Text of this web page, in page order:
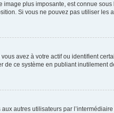
plus imposante, est connue
Si vous ne pouvez pas utiliser
avez à votre actif ou identifient
ce système en publiant inutilement
autres utilisateurs par